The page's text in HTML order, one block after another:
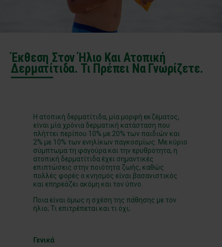
Έκθεση Στον Ήλιο Και Ατοπική
Δερματίτιδα. Τι Πρέπει Να Γνωρίζετε.
Η ατοπική δερματίτιδα, μία μορφή εκζέματος,
είναι μία χρόνια δερματική κατάσταση που
πλήττει περίπου 10% με 20% των παιδιών και
2% με 10% των ενηλίκων παγκοσμίως. Με κύριο
σύμπτωμα τη φαγούρα και την ερυθρότητα, η
ατοπική δερματίτιδα έχει σημαντικές
επιπτώσεις στην ποιότητα ζωής, καθώς
πολλές φορές ο κνησμός είναι βασανιστικός
και επηρεάζει ακόμη και τον ύπνο.
Ποια είναι όμως η σχέση της πάθησης με τον
ήλιο; Τι επιτρέπεται και τι όχι;
Γενικά